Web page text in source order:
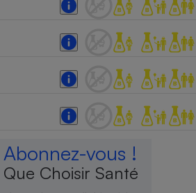
Abonnez-vous !
Que Choisir Santé